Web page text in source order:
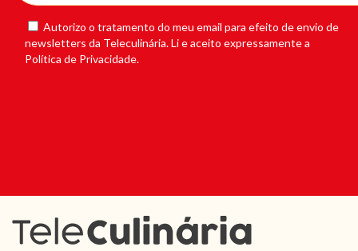
Autorizo o tratamento do meu email para efeito de envio de
newsletters da Teleculinária. Li e aceito expressamente a
Política de Privacidade.